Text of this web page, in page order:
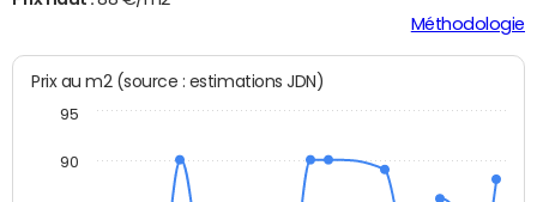
Méthodologie
Prix au m2 (source : estimations JDN)
90
95